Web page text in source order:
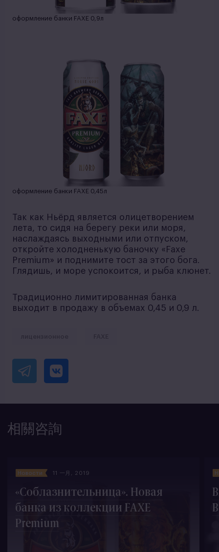
оформление банки FAXE 0,9л
оформление банки FAXE 0,45л
Так как Ньёрд является олицетворением
лета, то сидя на берегу реки или моря,
наслаждаясь выходными или отпуском,
откройте холодненькую баночку «Faxe
Premium» и поднимите тост за этого бога.
Глядишь, и море успокоится, и рыба клюнет.
Традиционно лимитированная банка
выходит в продажу в объемах 0,45 и 0,9 л.
相關咨詢
Новости 11 一月, 2019
«Соблазнительница». Новая
банка из коллекции FAXE
Premium